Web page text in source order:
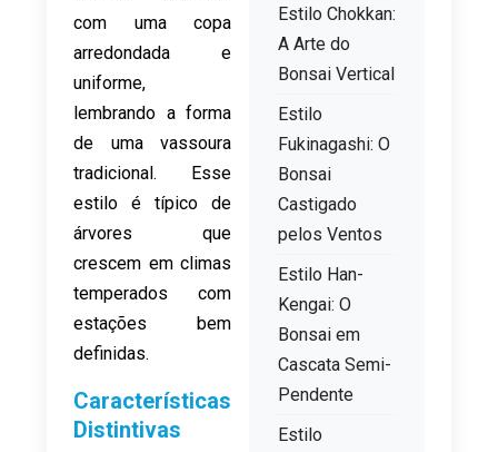
Estilo Chokkan:
A Arte do
Bonsai Vertical
Estilo
Fukinagashi: O
Bonsai
Castigado
pelos Ventos
Estilo Han-
Kengai: O
Bonsai em
Cascata Semi-
Pendente
Estilo
com uma copa
arredondada e
uniforme,
lembrando a forma
de uma vassoura
tradicional. Esse
estilo é típico de
árvores que
crescem em climas
temperados com
estações bem
definidas.
Características
Distintivas